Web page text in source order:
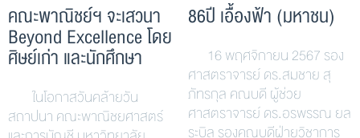
คณะพาณิชย์ฯ จะเสวนา
Beyond Excellence โดย
ศิษย์เก่า และนักศึกษา
ในโอกาสวันคล้ายวัน
สถาปนา คณะพาณิชยศาสตร์
86ปี เอื้องฟ้า (มหาชน)
16 พฤศจิกายน 2567 รอง
ศาสตราจารย์ ดร.สมชาย สุ
ภัทรกุล คณบดี ผู้ช่วย
ศาสตราจารย์ ดร.อรพรรณ ยล
ระบิล รองคณบดีฝ่ายวิชาการ